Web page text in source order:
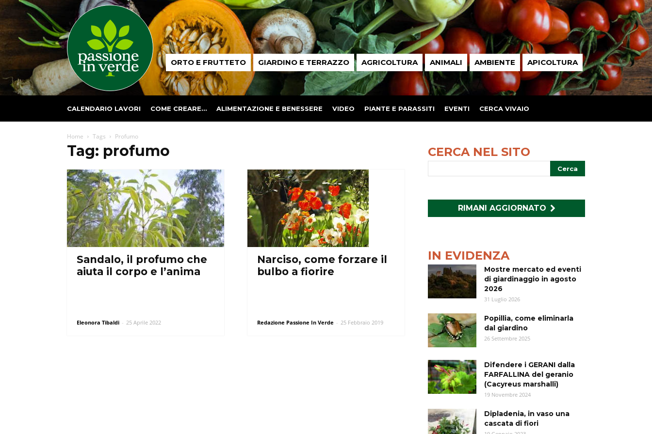
Passione
in ORTO E FRUTTETO GIARDINO E TERRAZZO AGRICOLTURA ANIMALI AMBIENTE APICOLTURA
CALENDARIO LAVORI COME CREARE… ALIMENTAZIONE E BENESSERE VIDEO PIANTE E PARASSITI EVENTI CERCA VIVAIO
Home Tags Profumo
Tag: profumo
Sandalo, il profumo che
aiuta il corpo e l’anima
Eleonora Tibaldi - 25 Aprile 2022
Narciso, come forzare il
bulbo a fiorire
Redazione Passione In Verde - 25 Febbraio 2019
CERCA NEL SITO
RIMANI AGGIORNATO
IN EVIDENZA
Mostre mercato ed eventi
di giardinaggio in agosto
2026
31 Luglio 2026
Popillia, come eliminarla
dal giardino
26 Settembre 2025
Difendere i GERANI dalla
FARFALLINA del geranio
(Cacyreus marshalli)
19 Novembre 2024
Dipladenia, in vaso una
cascata di fiori